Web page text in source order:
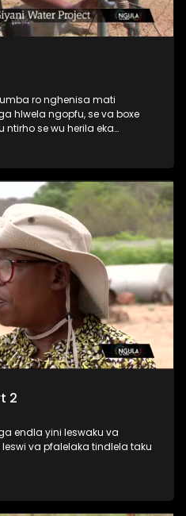
ro nghenisa mati
hlwela ngopfu, se va boxe
se wu herila eka
va kanakana.
2
endla yini leswaku va
va pfalelaka tindlela taku